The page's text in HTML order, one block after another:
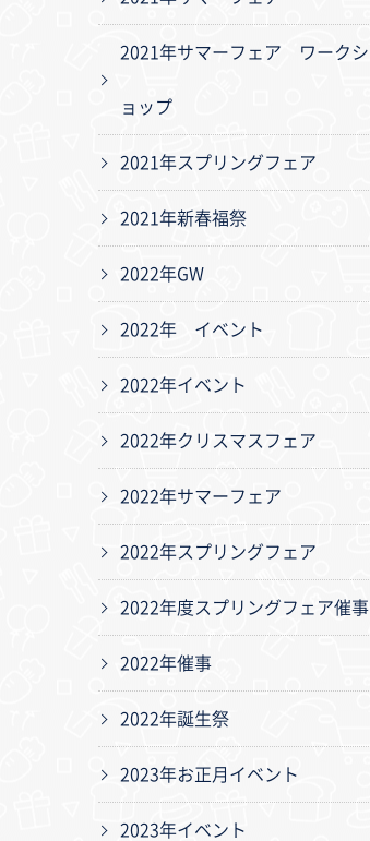
2021年サマーフェア ワークシ
ョップ
2021年スプリングフェア
2021年新春福祭
2022年GW
2022年 イベント
2022年イベント
2022年クリスマスフェア
2022年サマーフェア
2022年スプリングフェア
2022年度スプリングフェア催事
2022年催事
2022年誕生祭
2023年お正月イベント
2023年イベント